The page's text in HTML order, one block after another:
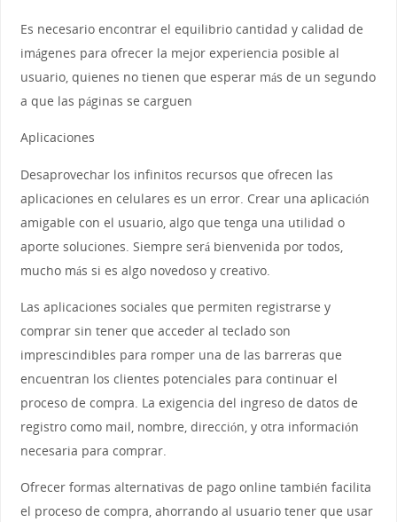
Es necesario encontrar el equilibrio cantidad y calidad de
imágenes para ofrecer la mejor experiencia posible al
usuario, quienes no tienen que esperar más de un segundo
a que las páginas se carguen
Aplicaciones
Desaprovechar los infinitos recursos que ofrecen las
aplicaciones en celulares es un error. Crear una aplicación
amigable con el usuario, algo que tenga una utilidad o
aporte soluciones. Siempre será bienvenida por todos,
mucho más si es algo novedoso y creativo.
Las aplicaciones sociales que permiten registrarse y
comprar sin tener que acceder al teclado son
imprescindibles para romper una de las barreras que
encuentran los clientes potenciales para continuar el
proceso de compra. La exigencia del ingreso de datos de
registro como mail, nombre, dirección, y otra información
necesaria para comprar.
Ofrecer formas alternativas de pago online también facilita
el proceso de compra, ahorrando al usuario tener que usar